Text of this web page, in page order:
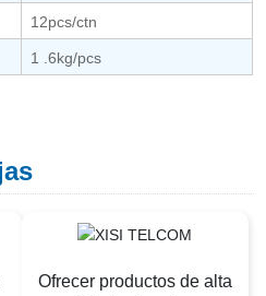
12pcs/ctn
1 .6kg/pcs
Ofrecer productos de alta